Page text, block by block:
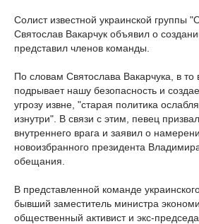
Солист известной украинской группы
Святослав Вакарчук объявил о
представил членов команды.
По словам Святослава Вакарчука, в
подрывает нашу безопасность и
угрозу извне, "старая политика
изнутри". В связи с этим, певец
внутреннего врага и заявил о
новоизбранного президента
обещания.
В представленной команде
бывший заместитель министра
общественный активист и экс-